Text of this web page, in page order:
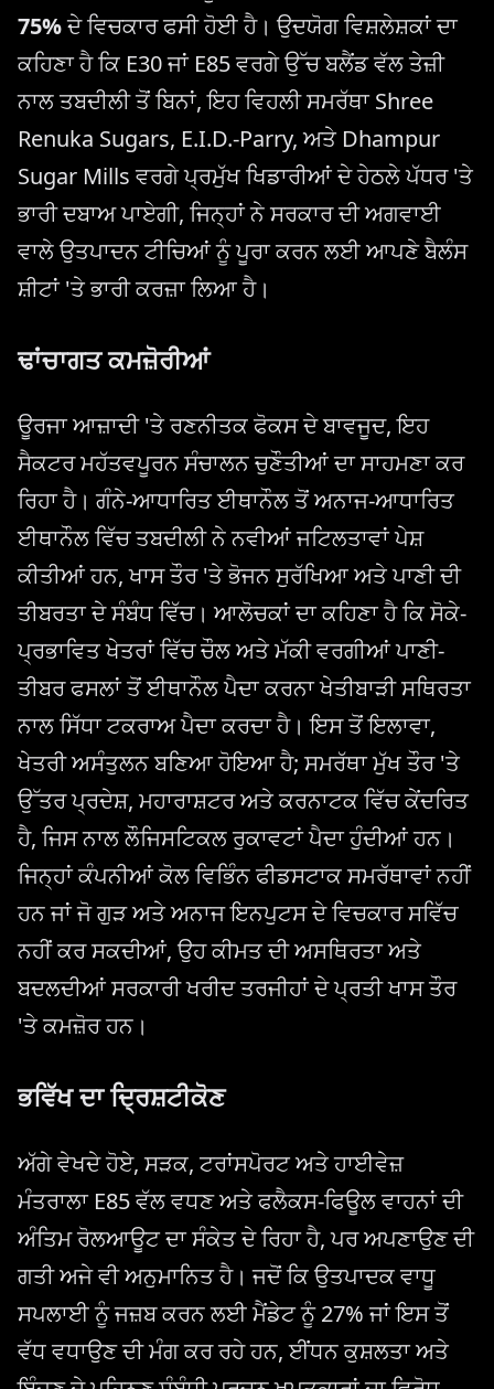
75%ਦੇ ਵਿਚਕਾਰ ਫਸੀ ਹੋਈ ਹੈ। ਉਦਯੋਗ ਵਿਸ਼ਲੇਸ਼ਕਾਂ ਦਾ
ਕਹਿਣਾ ਹੈ ਕਿ E30 ਜਾਂ E85 ਵਰਗੇ ਉੱਚ ਬਲੈਂਡ ਵੱਲ ਤੇਜ਼ੀ
ਨਾਲ ਤਬਦੀਲੀ ਤੋਂ ਬਿਨਾਂ, ਇਹ ਵਿਹਲੀ ਸਮਰੱਥਾ Shree
Renuka Sugars, E.I.D.-Parry, ਅਤੇ Dhampur
Sugar Mills ਵਰਗੇ ਪ੍ਰਮੁੱਖ ਖਿਡਾਰੀਆਂ ਦੇ ਹੇਠਲੇ ਪੱਧਰ 'ਤੇ
ਭਾਰੀ ਦਬਾਅ ਪਾਏਗੀ, ਜਿਨ੍ਹਾਂ ਨੇ ਸਰਕਾਰ ਦੀ ਅਗਵਾਈ
ਵਾਲੇ ਉਤਪਾਦਨ ਟੀਚਿਆਂ ਨੂੰ ਪੂਰਾ ਕਰਨ ਲਈ ਆਪਣੇ ਬੈਲੰਸ
ਸ਼ੀਟਾਂ 'ਤੇ ਭਾਰੀ ਕਰਜ਼ਾ ਲਿਆ ਹੈ।
ਢਾਂਚਾਗਤ ਕਮਜ਼ੋਰੀਆਂ
ਊਰਜਾ ਆਜ਼ਾਦੀ 'ਤੇ ਰਣਨੀਤਕ ਫੋਕਸ ਦੇ ਬਾਵਜੂਦ, ਇਹ
ਸੈਕਟਰ ਮਹੱਤਵਪੂਰਨ ਸੰਚਾਲਨ ਚੁਣੌਤੀਆਂ ਦਾ ਸਾਹਮਣਾ ਕਰ
ਰਿਹਾ ਹੈ। ਗੰਨੇ-ਆਧਾਰਿਤ ਈਥਾਨੌਲ ਤੋਂ ਅਨਾਜ-ਆਧਾਰਿਤ
ਈਥਾਨੌਲ ਵਿੱਚ ਤਬਦੀਲੀ ਨੇ ਨਵੀਆਂ ਜਟਿਲਤਾਵਾਂ ਪੇਸ਼
ਕੀਤੀਆਂ ਹਨ, ਖਾਸ ਤੌਰ 'ਤੇ ਭੋਜਨ ਸੁਰੱਖਿਆ ਅਤੇ ਪਾਣੀ ਦੀ
ਤੀਬਰਤਾ ਦੇ ਸੰਬੰਧ ਵਿੱਚ। ਆਲੋਚਕਾਂ ਦਾ ਕਹਿਣਾ ਹੈ ਕਿ ਸੋਕੇ-
ਪ੍ਰਭਾਵਿਤ ਖੇਤਰਾਂ ਵਿੱਚ ਚੌਲ ਅਤੇ ਮੱਕੀ ਵਰਗੀਆਂ ਪਾਣੀ-
ਤੀਬਰ ਫਸਲਾਂ ਤੋਂ ਈਥਾਨੌਲ ਪੈਦਾ ਕਰਨਾ ਖੇਤੀਬਾੜੀ ਸਥਿਰਤਾ
ਨਾਲ ਸਿੱਧਾ ਟਕਰਾਅ ਪੈਦਾ ਕਰਦਾ ਹੈ। ਇਸ ਤੋਂ ਇਲਾਵਾ,
ਖੇਤਰੀ ਅਸੰਤੁਲਨ ਬਣਿਆ ਹੋਇਆ ਹੈ; ਸਮਰੱਥਾ ਮੁੱਖ ਤੌਰ 'ਤੇ
ਉੱਤਰ ਪ੍ਰਦੇਸ਼, ਮਹਾਰਾਸ਼ਟਰ ਅਤੇ ਕਰਨਾਟਕ ਵਿੱਚ ਕੇਂਦਰਿਤ
ਹੈ, ਜਿਸ ਨਾਲ ਲੌਜਿਸਟਿਕਲ ਰੁਕਾਵਟਾਂ ਪੈਦਾ ਹੁੰਦੀਆਂ ਹਨ।
ਜਿਨ੍ਹਾਂ ਕੰਪਨੀਆਂ ਕੋਲ ਵਿਭਿੰਨ ਫੀਡਸਟਾਕ ਸਮਰੱਥਾਵਾਂ ਨਹੀਂ
ਹਨ ਜਾਂ ਜੋ ਗੁੜ ਅਤੇ ਅਨਾਜ ਇਨਪੁਟਸ ਦੇ ਵਿਚਕਾਰ ਸਵਿੱਚ
ਨਹੀਂ ਕਰ ਸਕਦੀਆਂ, ਉਹ ਕੀਮਤ ਦੀ ਅਸਥਿਰਤਾ ਅਤੇ
ਬਦਲਦੀਆਂ ਸਰਕਾਰੀ ਖਰੀਦ ਤਰਜੀਹਾਂ ਦੇ ਪ੍ਰਤੀ ਖਾਸ ਤੌਰ
'ਤੇ ਕਮਜ਼ੋਰ ਹਨ।
ਭਵਿੱਖ ਦਾ ਦ੍ਰਿਸ਼ਟੀਕੋਣ
ਅੱਗੇ ਵੇਖਦੇ ਹੋਏ, ਸੜਕ, ਟਰਾਂਸਪੋਰਟ ਅਤੇ ਹਾਈਵੇਜ਼
ਮੰਤਰਾਲਾ E85 ਵੱਲ ਵਧਣ ਅਤੇ ਫਲੈਕਸ-ਫਿਊਲ ਵਾਹਨਾਂ ਦੀ
ਅੰਤਿਮ ਰੋਲਆਊਟ ਦਾ ਸੰਕੇਤ ਦੇ ਰਿਹਾ ਹੈ, ਪਰ ਅਪਣਾਉਣ ਦੀ
ਗਤੀ ਅਜੇ ਵੀ ਅਨੁਮਾਨਿਤ ਹੈ। ਜਦੋਂ ਕਿ ਉਤਪਾਦਕ ਵਾਧੂ
ਸਪਲਾਈ ਨੂੰ ਜਜ਼ਬ ਕਰਨ ਲਈ ਮੈਂਡੇਟ ਨੂੰ 27% ਜਾਂ ਇਸ ਤੋਂ
ਵੱਧ ਵਧਾਉਣ ਦੀ ਮੰਗ ਕਰ ਰਹੇ ਹਨ, ਈਂਧਨ ਕੁਸ਼ਲਤਾ ਅਤੇ